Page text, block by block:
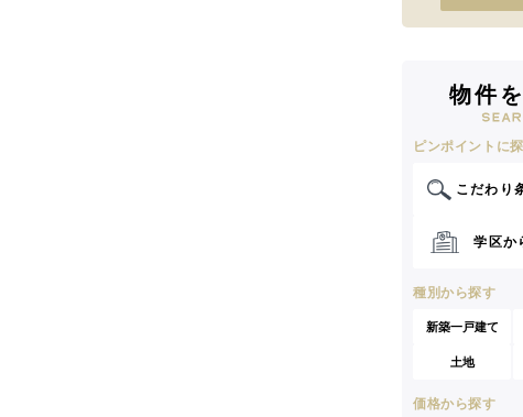
物件
ピンポイントに
こだわり
学区か
種別から探す
新築一戸建て
土地
価格から探す